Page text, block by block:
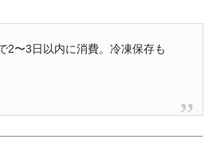
〜3日以内に消費。冷凍保存も